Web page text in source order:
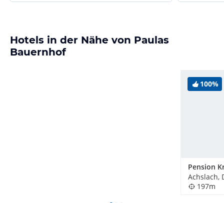
Hotels in der Nähe von Paulas
Bauernhof
100%
Pension
Achslach,
197m